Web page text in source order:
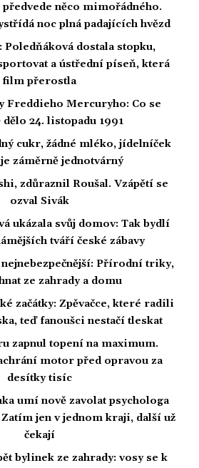
předvede něco mimořádného.
noc plná padajících hvězd
Poledňáková dostala stopku,
a ústřední píseň, která
film přerostla
Freddieho Mercuryho: Co se
dělo 24. listopadu 1991
cukr, žádné mléko, jídelníček
záměrně jednotvárný
zdůraznil Roušal. Vzápětí se
ozval Sivák
ukázala svůj domov: Tak bydlí
tváří české zábavy
Přírodní triky,
ze zahrady a domu
začátky: Zpěvačce, které radili
teď fanoušci nestačí tleskat
zapnul topení na maximum.
motor před opravou za
desítky tisíc
umí nově zavolat psychologa
jen v jednom kraji, další už
čekají
bylinek ze zahrady: vosy se k